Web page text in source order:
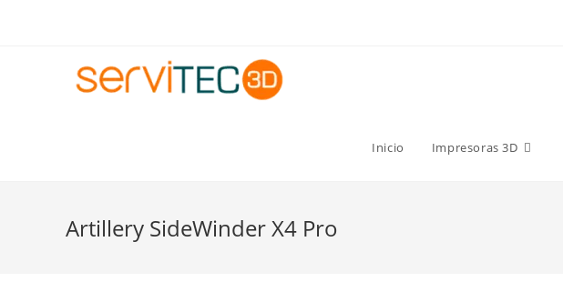
Inicio Impresoras 3D
Artillery SideWinder X4 Pro